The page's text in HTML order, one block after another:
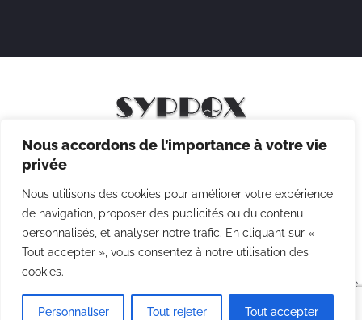
Nous accordons de l’importance à votre vie
privée
Nous utilisons des cookies pour améliorer votre expérience
de navigation, proposer des publicités ou du contenu
personnalisés, et analyser notre trafic. En cliquant sur «
Tout accepter », vous consentez à notre utilisation des
cookies.
Personnaliser Tout rejeter Tout accepter
Mentions légales
Politique des cookies
CGV
Agence
Point Com